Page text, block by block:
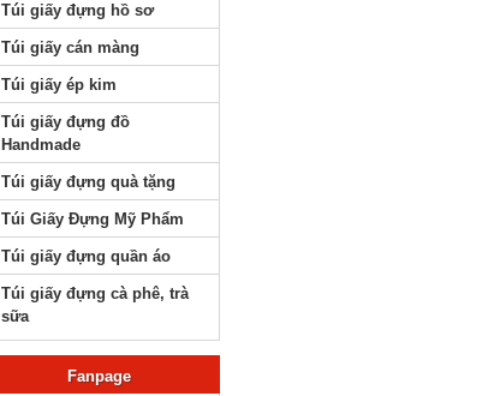
Túi giấy đựng hồ sơ
Túi giấy cán màng
Túi giấy ép kim
Túi giấy đựng đồ
Handmade
Túi giấy đựng quà tặng
Túi Giấy Đựng Mỹ Phẩm
Túi giấy đựng quần áo
Túi giấy đựng cà phê, trà
sữa
Fanpage